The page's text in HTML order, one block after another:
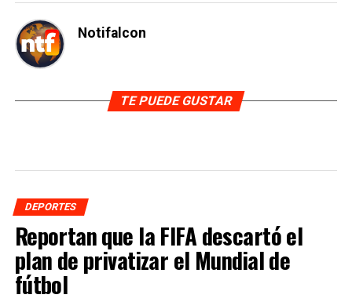
Notifalcon
TE PUEDE GUSTAR
DEPORTES
Reportan que la FIFA descartó el
plan de privatizar el Mundial de
fútbol